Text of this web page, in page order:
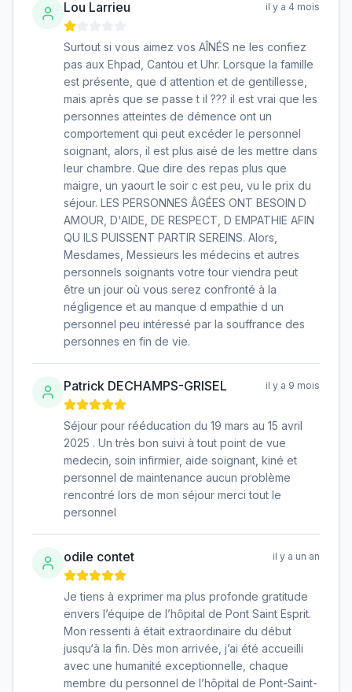
Lou Larrieu il y a 4 mois
Surtout si vous aimez vos AÎNÉS ne les confiez
pas aux Ehpad, Cantou et Uhr. Lorsque la famille
est présente, que d attention et de gentillesse,
mais après que se passe t il ??? il est vrai que les
personnes atteintes de démence ont un
comportement qui peut excéder le personnel
soignant, alors, il est plus aisé de les mettre dans
leur chambre. Que dire des repas plus que
maigre, un yaourt le soir c est peu, vu le prix du
séjour. LES PERSONNES ÂGÉES ONT BESOIN D
AMOUR, D'AIDE, DE RESPECT, D EMPATHIE AFIN
QU ILS PUISSENT PARTIR SEREINS. Alors,
Mesdames, Messieurs les médecins et autres
personnels soignants votre tour viendra peut
être un jour où vous serez confronté à la
négligence et au manque d empathie d un
personnel peu intéressé par la souffrance des
personnes en fin de vie.
Patrick DECHAMPS-GRISEL il y a 9 mois
Séjour pour rééducation du 19 mars au 15 avril
2025 . Un très bon suivi à tout point de vue
medecin, soin infirmier, aide soignant, kiné et
personnel de maintenance aucun problème
rencontré lors de mon séjour merci tout le
personnel
odile contet il y a un an
Je tiens à exprimer ma plus profonde gratitude
envers l’équipe de l’hôpital de Pont Saint Esprit.
Mon ressenti à était extraordinaire du début
jusqu‘à la fin. Dès mon arrivée, j’ai été accueilli
avec une humanité exceptionnelle, chaque
membre du personnel de l’hôpital de Pont-Saint-